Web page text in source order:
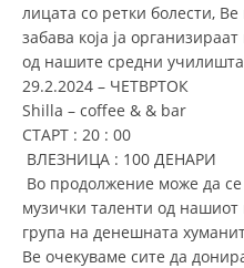
СТРУКТУРА И
лицата со ретки болести,
забава која ја
од нашите средни
29.2.2024 – ЧЕТВРТОК
Shilla – coffee & & bar
СТАРТ : 20 : 00
ВЛЕЗНИЦА : 100 ДЕНАРИ
Во продолжение може да
музички таленти од нашиот
група на денешната
Ве очекуваме сите да